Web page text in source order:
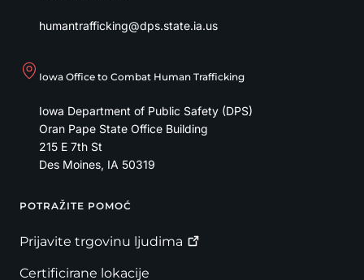
humantrafficking@dps.state.ia.us
Iowa Office to Combat Human Trafficking
Iowa Department of Public Safety (DPS)
Oran Pape State Office Building
215 E 7th St
Des Moines, IA 50319
Footer
POTRAŽITE POMOĆ
Prijavite trgovinu ljudima
Certificirane lokacije